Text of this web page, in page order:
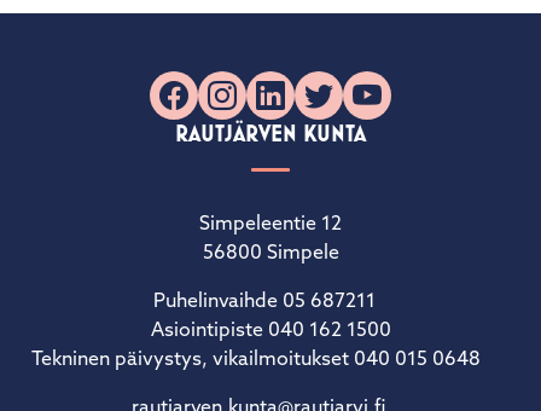
Facebook
Instagram
LinkedIn
X YouTube
RAUTJÄRVEN KUNTA
Simpeleentie 12
56800 Simpele
Puhelinvaihde 05 687211
Asiointipiste 040 162 1500
Tekninen päivystys, vikailmoitukset 040 015 0648